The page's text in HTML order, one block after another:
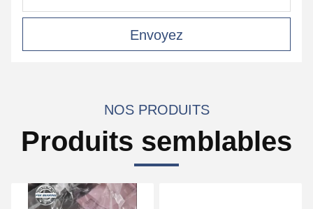
Envoyez
NOS PRODUITS
Produits semblables